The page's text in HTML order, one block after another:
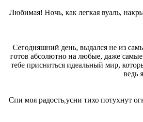
Любимая! Ночь, как легкая вуаль,
Сегодняшний день, выдался не из
готов абсолютно на любые, даже
тебе присниться идеальный мир,
ведь
Спи моя радость,усни тихо потухнут